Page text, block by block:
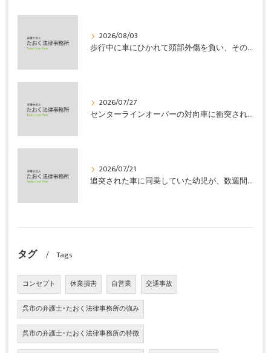
2026/08/03
歩行中に車にひかれて頭部外傷を負い、その４か月後に亡くなり、死亡部分も含めて裁判所の基準で損害賠償金を獲得した事案｜たおく法律事務所
2026/07/27
センターラインオーバーの対向車に衝突され、むち打ちを発症し、裁判所の基準で慰謝料などの損害賠償金を獲得した事案｜たおく法律事務所
2026/07/21
追突された車に同乗していた幼児が、数週間の経過観察の後、裁判所の基準で人損の賠償金を獲得した事案｜たおく法律事務所
タグ Tags
コンセプト 休業損害 自営業 交通事故
呉市の弁護士･たおく法律事務所の強み
呉市の弁護士･たおく法律事務所の特徴